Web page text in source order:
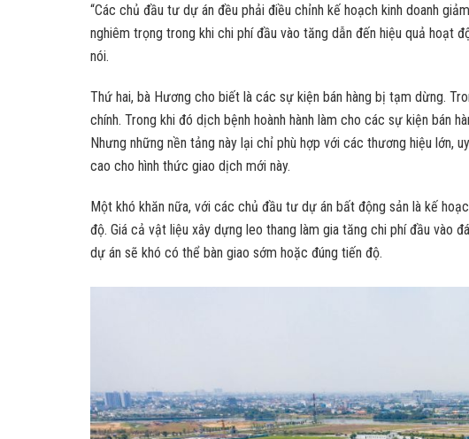
“Các chủ đầu tư dự án đều phải điều chỉnh kế hoạch kinh doanh
nghiêm trọng trong khi chi phí đầu vào tăng dẫn đến hiệu quả hoạt
nói.
Thứ hai, bà Hương cho biết là các sự kiện bán hàng bị tạm dừng.
chính. Trong khi đó dịch bệnh hoành hành làm cho các sự kiện bán
Nhưng những nền tảng này lại chỉ phù hợp với các thương hiệu lớn,
cao cho hình thức giao dịch mới này.
Một khó khăn nữa, với các chủ đầu tư dự án bất động sản là kế
độ. Giá cả vật liệu xây dựng leo thang làm gia tăng chi phí đầu vào
dự án sẽ khó có thể bàn giao sớm hoặc đúng tiến độ.